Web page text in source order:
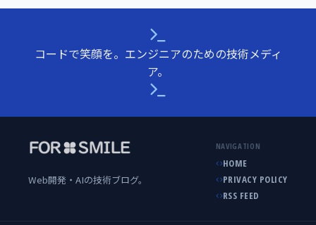
コードで笑顔を。エンジニアのための技術メディ
ア。
Web開発・AIの技術ブログ。
NAVIGATION
HOME
PRIVACY POLICY
RSS FEED